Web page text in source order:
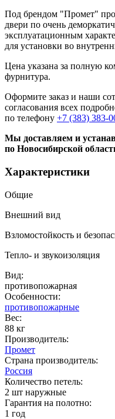
Под брендом "Промет"
двери по очень
эксплуатационным
для установки во
Цена указана за полную
фурнитура.
Оформите заказ и наши
согласования всех
по телефону +7 (383) 383-
Мы доставляем и
по Новосибирской
Характеристики
Общие
Внешний вид
Взломостойкость и
Тепло- и звукоизоляция
Вид:
противопожарная
Особенности:
противопожарные
Вес:
88 кг
Производитель:
Промет
Страна производитель:
Россия
Количество петель:
2 шт наружные
Гарантия на полотно:
1 год